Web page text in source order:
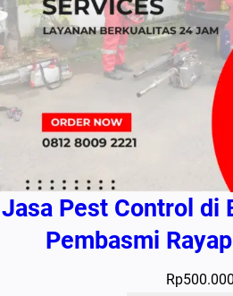
Jasa Pest Control di
Pembasmi
Rp500.000